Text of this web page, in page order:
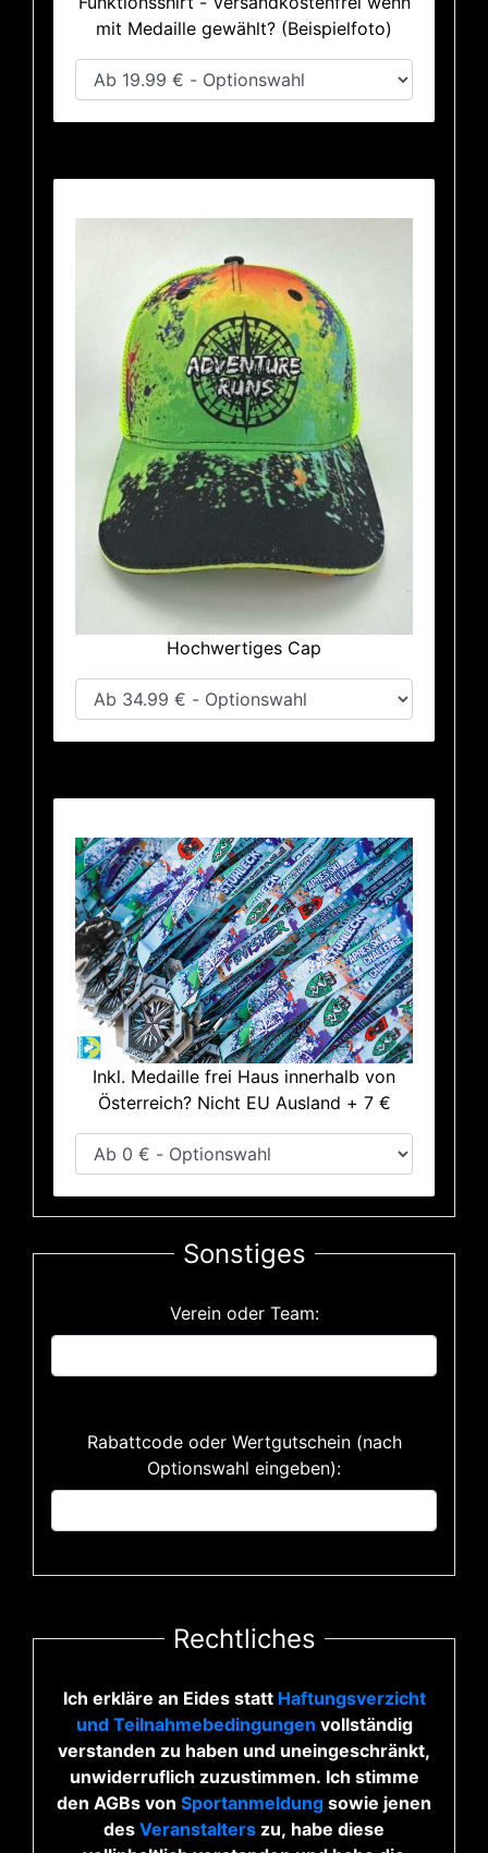
mit Medaille gewählt? (Beispielfoto)
Hochwertiges Cap
Inkl. Medaille frei Haus innerhalb von
Österreich? Nicht EU Ausland + 7 €
Sonstiges
Verein oder Team:
Rabattcode oder Wertgutschein (nach
Optionswahl eingeben):
Rechtliches
Ich erkläre an Eides statt Haftungsverzicht
und Teilnahmebedingungen vollständig
verstanden zu haben und uneingeschränkt,
unwiderruflich zuzustimmen. Ich stimme
den AGBs von Sportanmeldung sowie jenen
des Veranstalters zu, habe diese